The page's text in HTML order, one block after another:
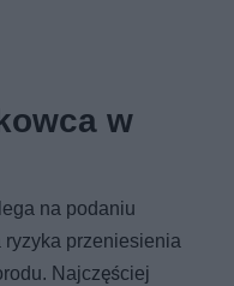
w
na podaniu
przeniesienia
Najczęściej